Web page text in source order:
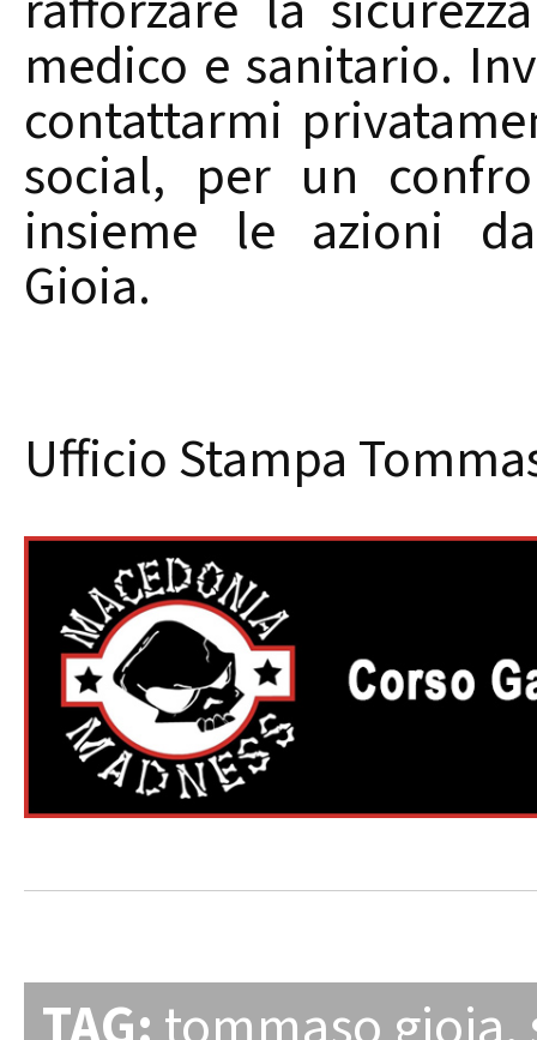
medico e sanitario.
contattarmi
social, per un
insieme le azioni
Gioia.
Ufficio Stampa